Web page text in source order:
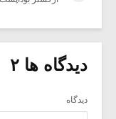
دیدگاه ها ۲
دیدگاه